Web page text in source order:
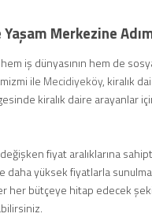
Merkezine
iş dünyasının hem de
ile Mecidiyeköy, kiralık
kiralık daire arayanlar
fiyat aralıklarına
daha yüksek fiyatlarla
her bütçeye hitap edecek